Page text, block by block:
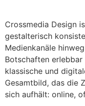
Crossmedia Design
gestalterisch
Medienkanäle
Botschaften
klassische und
Gesamtbild, das die
sich aufhält: online,